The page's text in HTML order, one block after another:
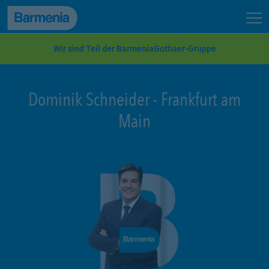
zum Seiteninhalt
Back to top
Wir sind Teil der BarmeniaGothaer-Gruppe
Dominik Schneider- Frankfurt am
Main